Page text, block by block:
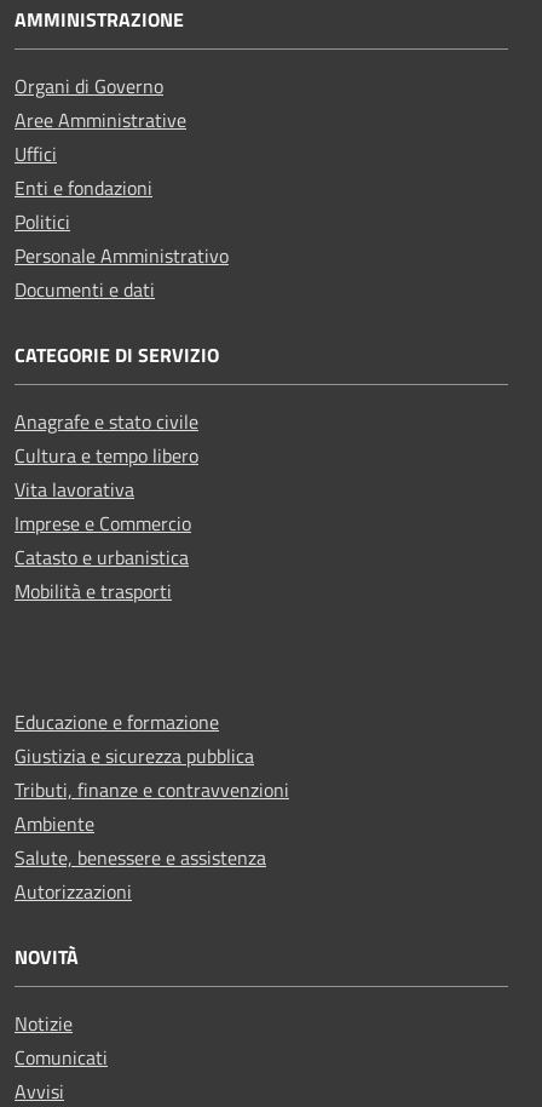
AMMINISTRAZIONE
Organi di Governo
Aree Amministrative
Uffici
Enti e fondazioni
Politici
Personale Amministrativo
Documenti e dati
CATEGORIE DI SERVIZIO
Anagrafe e stato civile
Cultura e tempo libero
Vita lavorativa
Imprese e Commercio
Catasto e urbanistica
Mobilità e trasporti
Educazione e formazione
Giustizia e sicurezza pubblica
Tributi, finanze e contravvenzioni
Ambiente
Salute, benessere e assistenza
Autorizzazioni
NOVITÀ
Notizie
Comunicati
Avvisi